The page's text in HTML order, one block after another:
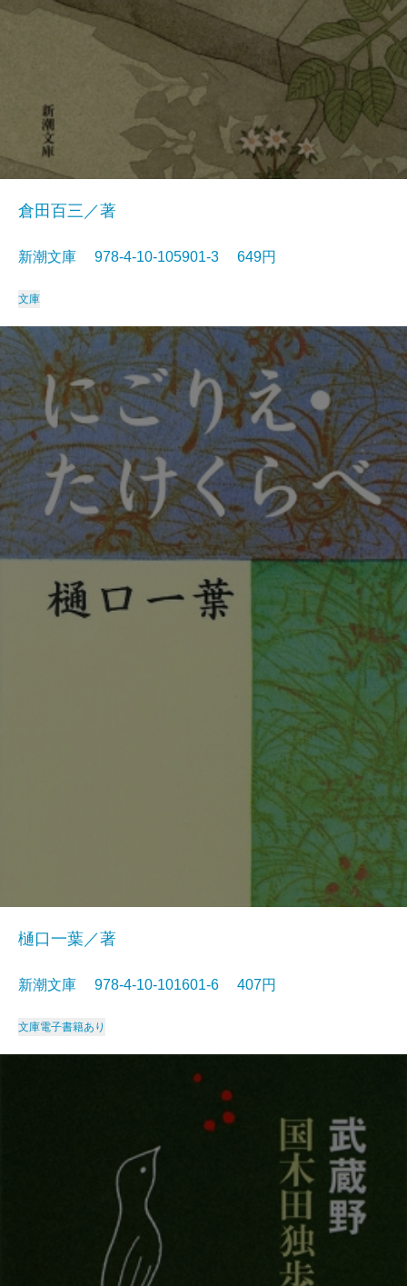
倉田百三／著
新潮文庫 978-4-10-105901-3 649円
文庫
樋口一葉／著
新潮文庫 978-4-10-101601-6 407円
文庫電子書籍あり